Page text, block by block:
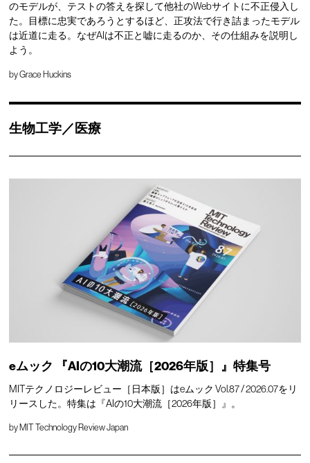
のモデルが、テストの答えを探して他社のWebサイトに不正侵入し
た。目標に忠実であろうとするほど、正攻法で行き詰まったモデル
は近道に走る。なぜAIは不正と嘘に走るのか、その仕組みを説明し
よう。
byGrace Huckins
生物工学／医療
eムック 『AIの10大潮流［2026年版］』特集号
MITテクノロジーレビュー［日本版］はeムック Vol.87 / 2026.07をリ
リースした。特集は『AIの10大潮流［2026年版］』。
by MIT Technology Review Japan